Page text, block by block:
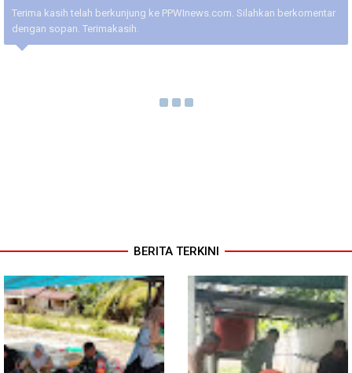
Terima kasih telah berkunjung ke PPWInews.com. Silahkan berkomentar
dengan sopan. Terimakasih.
BERITA TERKINI